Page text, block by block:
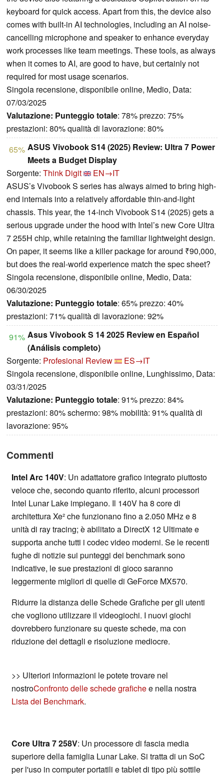
keyboard for quick access. Apart from this, the device also
comes with built-in AI technologies, including an AI noise-
cancelling microphone and speaker to enhance everyday
work processes like team meetings. These tools, as always
when it comes to AI, are good to have, but certainly not
required for most usage scenarios.
Singola recensione, disponibile online, Medio, Data:
07/03/2025
Valutazione: Punteggio totale: 78% prezzo: 75%
prestazioni: 80% qualità di lavorazione: 80%
65% ASUS Vivobook S14 (2025) Review: Ultra 7 Power
Meets a Budget Display
Sorgente: Think Digit
EN→IT
ASUS’s Vivobook S series has always aimed to bring high-
end internals into a relatively affordable thin-and-light
chassis. This year, the 14-inch Vivobook S14 (2025) gets a
serious upgrade under the hood with Intel’s new Core Ultra
7 255H chip, while retaining the familiar lightweight design.
On paper, it seems like a killer package for around ₹90,000,
but does the real-world experience match the spec sheet?
Singola recensione, disponibile online, Medio, Data:
06/30/2025
Valutazione: Punteggio totale: 65% prezzo: 40%
prestazioni: 71% qualità di lavorazione: 92%
91% Asus Vivobook S 14 2025 Review en Español
(Análisis completo)
Sorgente: Profesional Review
ES→IT
Singola recensione, disponibile online, Lunghissimo, Data:
03/31/2025
Valutazione: Punteggio totale: 91% prezzo: 84%
prestazioni: 80% schermo: 98% mobilità: 91% qualità di
lavorazione: 95%
Commenti
Intel Arc 140V: Un adattatore grafico integrato piuttosto
veloce che, secondo quanto riferito, alcuni processori
Intel Lunar Lake impiegano. Il 140V ha 8 core di
architettura Xe² che funzionano fino a 2.050 MHz e 8
unità di ray tracing; è abilitato a DirectX 12 Ultimate e
supporta anche tutti i codec video moderni. Se le recenti
fughe di notizie sui punteggi dei benchmark sono
indicative, le sue prestazioni di gioco saranno
leggermente migliori di quelle di GeForce MX570.
Ridurre la distanza delle Schede Grafiche per gli utenti
che vogliono utilizzare il videogiochi. I nuovi giochi
dovrebbero funzionare su queste schede, ma con
riduzione dei dettagli e risoluzione mediocre.
>> Ulteriori informazioni le potete trovare nel
nostroConfronto delle schede grafichee nella nostra
Lista dei Benchmark.
Core Ultra 7 258V: Un processore di fascia media
superiore della famiglia Lunar Lake. Si tratta di un SoC
per l'uso in computer portatili e tablet di tipo più sottile